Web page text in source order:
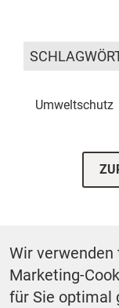
Umweltschutz
Footer First
MESSE KOMMUNAL
IMPRESSUM
Wir verwenden
Marketing-
für Sie optimal